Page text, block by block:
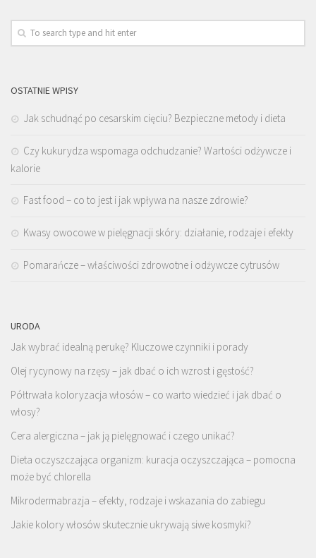
OSTATNIE WPISY
Jak schudnąć po cesarskim cięciu? Bezpieczne metody i dieta
Czy kukurydza wspomaga odchudzanie? Wartości odżywcze i
kalorie
Fast food – co to jest i jak wpływa na nasze zdrowie?
Kwasy owocowe w pielęgnacji skóry: działanie, rodzaje i efekty
Pomarańcze – właściwości zdrowotne i odżywcze cytrusów
URODA
Jak wybrać idealną perukę? Kluczowe czynniki i porady
Olej rycynowy na rzęsy – jak dbać o ich wzrost i gęstość?
Półtrwała koloryzacja włosów – co warto wiedzieć i jak dbać o
włosy?
Cera alergiczna – jak ją pielęgnować i czego unikać?
Dieta oczyszczająca organizm: kuracja oczyszczająca – pomocna
może być chlorella
Mikrodermabrazja – efekty, rodzaje i wskazania do zabiegu
Jakie kolory włosów skutecznie ukrywają siwe kosmyki?